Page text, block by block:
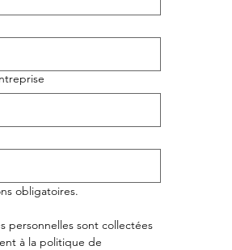
obligatoires.
personnelles sont collectées
à la politique de